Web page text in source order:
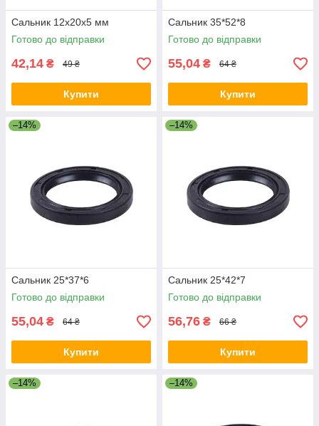
Сальник 12x20x5 мм
Готово до відправки
42,14 ₴ 49 ₴
Купити
Сальник 35*52*8
Готово до відправки
55,04 ₴ 64 ₴
Купити
–14%
Сальник 25*37*6
Готово до відправки
55,04 ₴ 64 ₴
Купити
–14%
Сальник 25*42*7
Готово до відправки
56,76 ₴ 66 ₴
Купити
–14% –14%